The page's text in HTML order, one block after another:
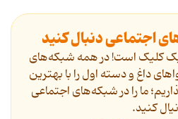
اجتماعی دنبال کنید
یک کلیک است! در همه شبکه‌های
داغ و دسته اول را با بهترین
ما را در شبکه‌های اجتماعی
کنید.